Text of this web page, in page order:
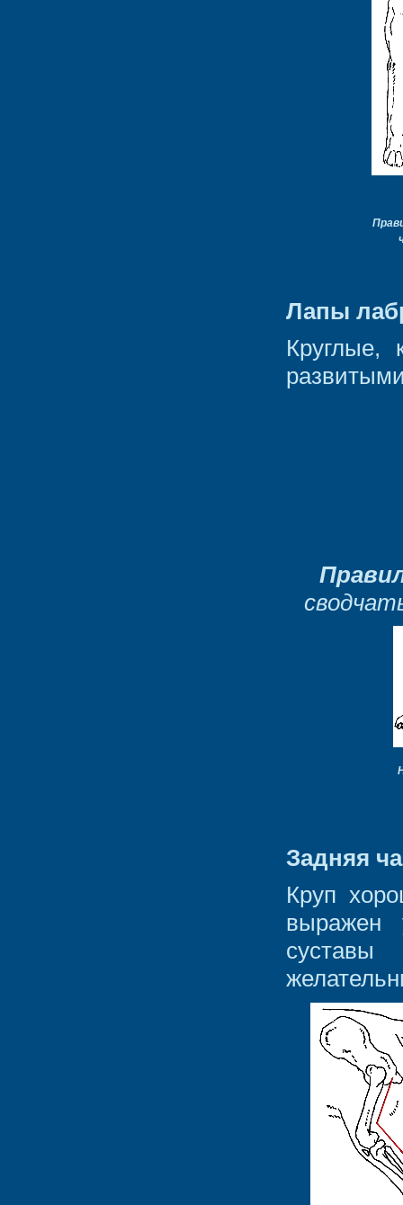
Лапы
Круглые,
Задняя
Круп
выражен
суставы